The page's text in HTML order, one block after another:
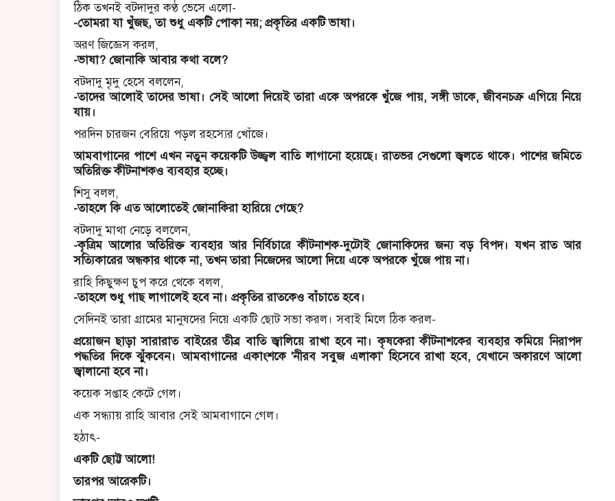
ঠিক তখনই বটদাদুর কণ্ঠ ভেসে এলো-
-তোমরা যা খুঁজছ, তা শুধু একটি পোকা নয়; প্রকৃতির একটি ভাষা।
অরণ জিজ্ঞেস করল,
-ভাষা? জোনাকি আবার কথা বলে?
বটদাদু মৃদু হেসে বললেন,
-তাদের আলোই তাদের ভাষা। সেই আলো দিয়েই তারা একে অপরকে খুঁজে পায়, সঙ্গী ডাকে, জীবনচক্র এগিয়ে নিয়ে
যায়।
পরদিন চারজন বেরিয়ে পড়ল রহস্যের খোঁজে।
আমবাগানের পাশে এখন নতুন কয়েকটি উজ্জ্বল বাতি লাগানো হয়েছে। রাতভর সেগুলো জ্বলতে থাকে। পাশের জমিতে
অতিরিক্ত কীটনাশকও ব্যবহার হচ্ছে।
শিসু বলল,
-তাহলে কি এত আলোতেই জোনাকিরা হারিয়ে গেছে?
বটদাদু মাথা নেড়ে বললেন,
-কৃত্রিম আলোর অতিরিক্ত ব্যবহার আর নির্বিচারে কীটনাশক-দুটোই জোনাকিদের জন্য বড় বিপদ। যখন রাত আর
সত্যিকারের অন্ধকার থাকে না, তখন তারা নিজেদের আলো দিয়ে একে অপরকে খুঁজে পায় না।
রাহি কিছুক্ষণ চুপ করে থেকে বলল,
-তাহলে শুধু গাছ লাগালেই হবে না। প্রকৃতির রাতকেও বাঁচাতে হবে।
সেদিনই তারা গ্রামের মানুষদের নিয়ে একটি ছোট সভা করল। সবাই মিলে ঠিক করল-
প্রয়োজন ছাড়া সারারাত বাইরের তীব্র বাতি জ্বালিয়ে রাখা হবে না। কৃষকেরা কীটনাশকের ব্যবহার কমিয়ে নিরাপদ
পদ্ধতির দিকে ঝুঁকবেন। আমবাগানের একাংশকে 'নীরব সবুজ এলাকা' হিসেবে রাখা হবে, যেখানে অকারণে আলো
জ্বালানো হবে না।
কয়েক সপ্তাহ কেটে গেল।
এক সন্ধ্যায় রাহি আবার সেই আমবাগানে গেল।
হঠাৎ-
একটি ছোট্ট আলো!
তারপর আরেকটি।